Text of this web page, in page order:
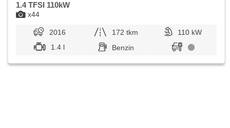
x44
1.4 TFSI 110kW
2016 172 tkm
110 kW
1.4 l
Benzin